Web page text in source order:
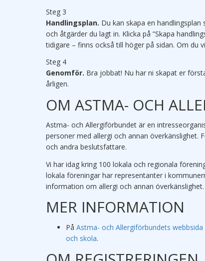
Steg 3
Handlingsplan. Du kan skapa en
och åtgärder du lagt in. Klicka på ”Skapa
tidigare – finns också till höger på sidan. Om du
Steg 4
Genomför. Bra jobbat! Nu har ni skapat er
årligen.
OM ASTMA- OCH
Astma- och Allergiförbundet är en
personer med allergi och annan överkänslighet.
och andra beslutsfattare.
Vi har idag kring 100 lokala och regionala
lokala föreningar har representanter i
information om allergi och annan överkänslighet.
MER INFORMATION
På Astma- och Allergiförbundets webbsida
och skola.